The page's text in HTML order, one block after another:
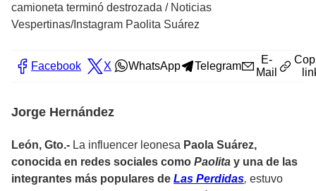
camioneta terminó destrozada / Noticias
Vespertinas/Instagram Paolita Suárez
Facebook X WhatsApp Telegram
E-
Mail
Jorge Hernández
León, Gto.- La influencer leonesa Paola Suárez,
conocida en redes sociales como Paolita y una de las
integrantes más populares de Las Perdidas, estuvo